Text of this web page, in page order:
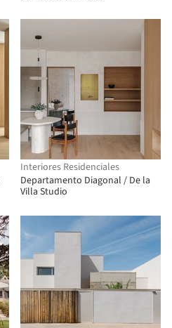
Interiores Residenciales
Departamento Diagonal / De la
Villa Studio